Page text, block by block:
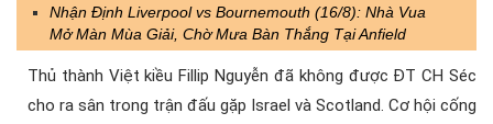
Nhận Định Liverpool vs Bournemouth (16/8): Nhà Vua
Mở Màn Mùa Giải, Chờ Mưa Bàn Thắng Tại Anfield
Thủ thành Việt kiều Fillip Nguyễn đã không được ĐT CH Séc
cho ra sân trong trận đấu gặp Israel và Scotland. Cơ hội cống